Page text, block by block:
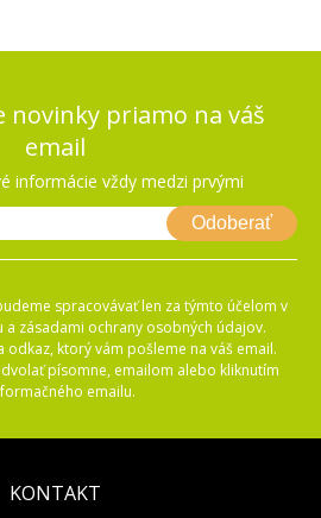
novinky priamo na váš
email
informácie vždy medzi prvými
Odoberať
spracovávať len za týmto účelom v
zásadami ochrany osobných údajov.
odkaz, ktorý vám pošleme na váš email.
písomne, emailom alebo kliknutím
emailu.
KONTAKT